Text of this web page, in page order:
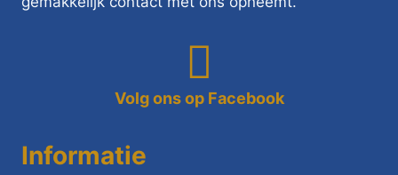
Volg ons op Facebook
Informatie